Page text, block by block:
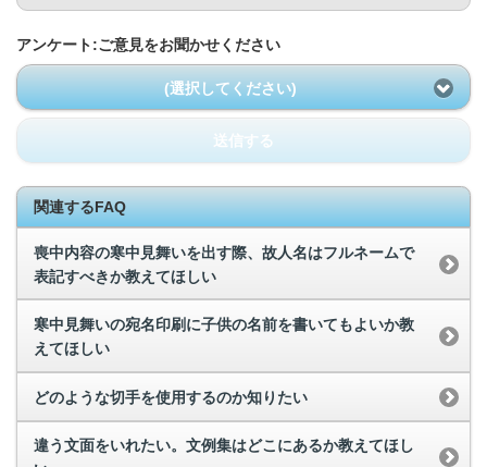
アンケート:ご意見をお聞かせください
(選択してください)
送信する
関連するFAQ
喪中内容の寒中見舞いを出す際、故人名はフルネームで
表記すべきか教えてほしい
寒中見舞いの宛名印刷に子供の名前を書いてもよいか教
えてほしい
どのような切手を使用するのか知りたい
違う文面をいれたい。文例集はどこにあるか教えてほし